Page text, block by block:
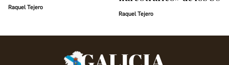
Raquel Tejero
Raquel Tejero